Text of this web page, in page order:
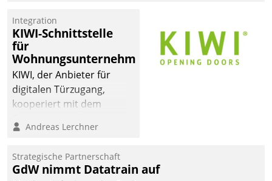
Integration
KIWI-Schnittstelle
für
Wohnungsunternehmen
KIWI, der Anbieter für
digitalen Türzugang,
kooperiert mit dem
Softwareentwicklungshaus
Andreas Lerchner
Strategische Partnerschaft
GdW nimmt Datatrain auf